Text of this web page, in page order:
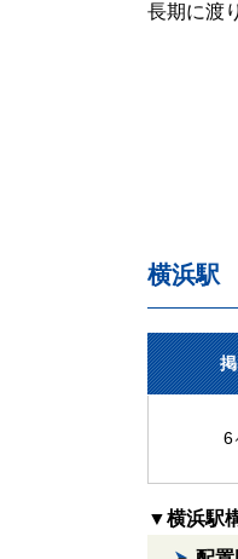
長期に渡
横浜駅
6
▼横浜駅